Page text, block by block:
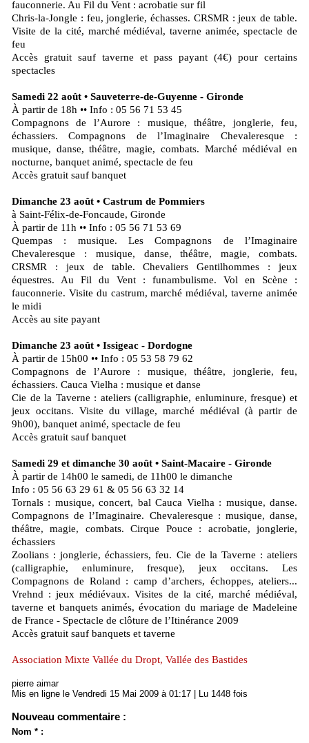
fauconnerie. Au Fil du Vent : acrobatie sur fil
Chris-la-Jongle : feu, jonglerie, échasses. CRSMR : jeux de table.
Visite de la cité, marché médiéval, taverne animée, spectacle de
feu
Accès gratuit sauf taverne et pass payant (4€) pour certains
spectacles
Samedi 22 août • Sauveterre-de-Guyenne - Gironde
À partir de 18h •• Info : 05 56 71 53 45
Compagnons de l’Aurore : musique, théâtre, jonglerie, feu,
échassiers. Compagnons de l’Imaginaire Chevaleresque :
musique, danse, théâtre, magie, combats. Marché médiéval en
nocturne, banquet animé, spectacle de feu
Accès gratuit sauf banquet
Dimanche 23 août • Castrum de Pommiers
à Saint-Félix-de-Foncaude, Gironde
À partir de 11h •• Info : 05 56 71 53 69
Quempas : musique. Les Compagnons de l’Imaginaire
Chevaleresque : musique, danse, théâtre, magie, combats.
CRSMR : jeux de table. Chevaliers Gentilhommes : jeux
équestres. Au Fil du Vent : funambulisme. Vol en Scène :
fauconnerie. Visite du castrum, marché médiéval, taverne animée
le midi
Accès au site payant
Dimanche 23 août • Issigeac - Dordogne
À partir de 15h00 •• Info : 05 53 58 79 62
Compagnons de l’Aurore : musique, théâtre, jonglerie, feu,
échassiers. Cauca Vielha : musique et danse
Cie de la Taverne : ateliers (calligraphie, enluminure, fresque) et
jeux occitans. Visite du village, marché médiéval (à partir de
9h00), banquet animé, spectacle de feu
Accès gratuit sauf banquet
Samedi 29 et dimanche 30 août • Saint-Macaire - Gironde
À partir de 14h00 le samedi, de 11h00 le dimanche
Info : 05 56 63 29 61 & 05 56 63 32 14
Tornals : musique, concert, bal Cauca Vielha : musique, danse.
Compagnons de l’Imaginaire. Chevaleresque : musique, danse,
théâtre, magie, combats. Cirque Pouce : acrobatie, jonglerie,
échassiers
Zoolians : jonglerie, échassiers, feu. Cie de la Taverne : ateliers
(calligraphie, enluminure, fresque), jeux occitans. Les
Compagnons de Roland : camp d’archers, échoppes, ateliers...
Vrehnd : jeux médiévaux. Visites de la cité, marché médiéval,
taverne et banquets animés, évocation du mariage de Madeleine
de France - Spectacle de clôture de l’Itinérance 2009
Accès gratuit sauf banquets et taverne
Association Mixte Vallée du Dropt, Vallée des Bastides
pierre aimar
Mis en ligne le Vendredi 15 Mai 2009 à 01:17 | Lu 1448 fois
Nouveau commentaire :
Nom * :